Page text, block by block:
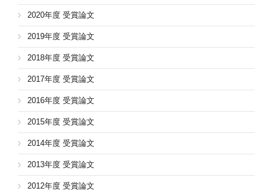
2020年度 受賞論文
2019年度 受賞論文
2018年度 受賞論文
2017年度 受賞論文
2016年度 受賞論文
2015年度 受賞論文
2014年度 受賞論文
2013年度 受賞論文
2012年度 受賞論文